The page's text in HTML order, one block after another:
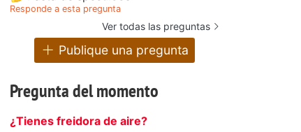
Responde a esta pregunta
Ver todas las preguntas
Publique una pregunta
Pregunta del momento
¿Tienes freidora de aire?